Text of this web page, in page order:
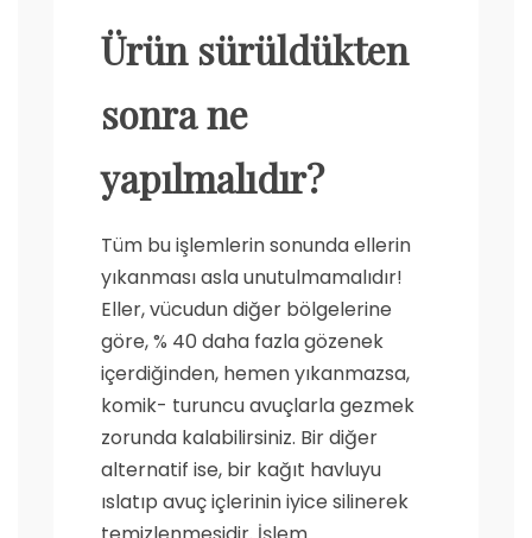
Ürün sürüldükten
sonra ne
yapılmalıdır?
Tüm bu işlemlerin sonunda ellerin
yıkanması asla unutulmamalıdır!
Eller, vücudun diğer bölgelerine
göre, % 40 daha fazla gözenek
içerdiğinden, hemen yıkanmazsa,
komik- turuncu avuçlarla gezmek
zorunda kalabilirsiniz. Bir diğer
alternatif ise, bir kağıt havluyu
ıslatıp avuç içlerinin iyice silinerek